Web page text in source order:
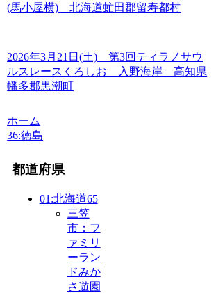
(馬小屋横) 北海道虻田郡留寿都村
2026年3月21日(土) 第3回ティラノサウ
ルスレースくろしお 入野海岸 高知県
幡多郡黒潮町
ホーム
36:徳島
都道府県
01:北海道65
三笠
市：フ
ァミリ
ーラン
ドみか
さ遊園